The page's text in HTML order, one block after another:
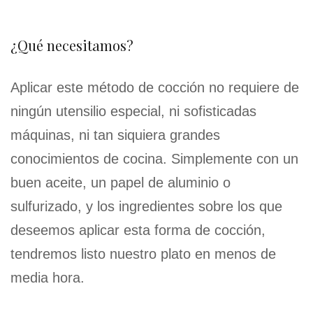
¿Qué necesitamos?
Aplicar este método de cocción no requiere de
ningún utensilio especial, ni sofisticadas
máquinas, ni tan siquiera grandes
conocimientos de cocina. Simplemente con un
buen aceite, un papel de aluminio o
sulfurizado, y los ingredientes sobre los que
deseemos aplicar esta forma de cocción,
tendremos listo nuestro plato en menos de
media hora.